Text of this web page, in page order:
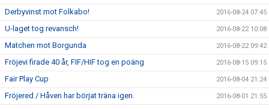
Derbyvinst mot Folkabo! 2016-08-24 07:45
U-laget tog revansch! 2016-08-22 10:08
Matchen mot Borgunda 2016-08-22 09:42
Fröjevi firade 40 år, FIF/HIF tog en poäng 2016-08-15 09:15
Fair Play Cup 2016-08-04 21:24
Fröjered / Håven har börjat träna igen. 2016-08-01 21:55